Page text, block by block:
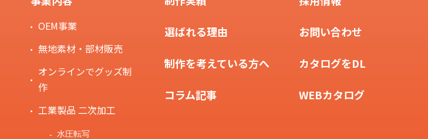
OEM事業
無地素材・部材販売
オンラインでグッズ制
作
工業製品 二次加工
水圧転写
選ばれる理由
制作を考えている方へ
コラム記事
お問い合わせ
カタログをDL
WEBカタログ